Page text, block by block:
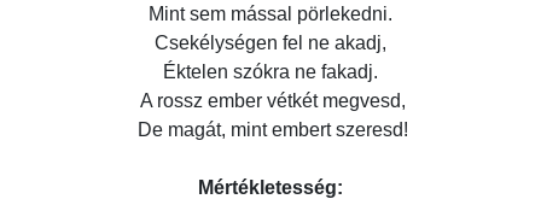
Mint sem mással pörlekedni.
Csekélységen fel ne akadj,
Éktelen szókra ne fakadj.
A rossz ember vétkét megvesd,
De magát, mint embert szeresd!
Mértékletesség: